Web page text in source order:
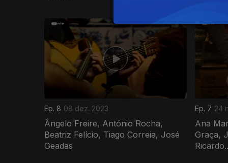
Ep. 8 08 dez. 2023
Ângelo Freire, António Rocha,
Beatriz Felício, Tiago Correia, José
Geadas
Ep. 7 24
Ana
Graça,